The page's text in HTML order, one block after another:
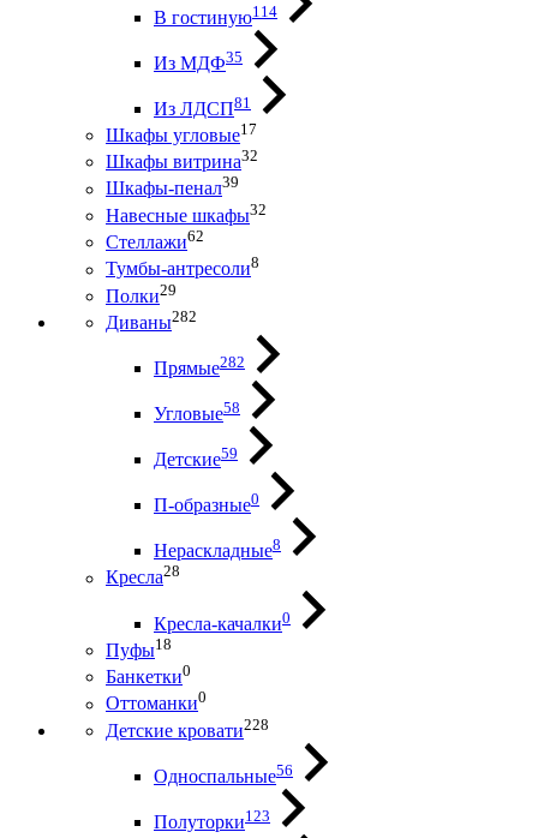
В гостиную114
Из МДФ35
Из ЛДСП81
Шкафы угловые17
Шкафы витрина32
Шкафы-пенал39
Навесные шкафы32
Стеллажи62
Тумбы-антресоли8
Полки29
Диваны282
Прямые282
Угловые58
Детские59
П-образные0
Нераскладные8
Кресла28
Кресла-качалки0
Пуфы18
Банкетки0
Оттоманки0
Детские кровати228
Односпальные56
Полуторки123